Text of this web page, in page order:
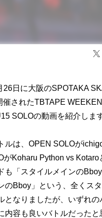
26日に大阪のSPOTAKA
催されたTBTAPE
SOLOの動画を紹介します
ルは、OPEN SOLOが
がKoharu Python vs Kotaro
も「スタイルメインの
のBboy」という、全くス
となりましたが、いずれの
内容も良いバトルだったと